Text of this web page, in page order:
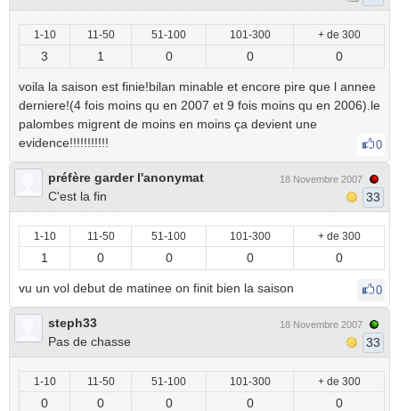
1-10 11-50 51-100 101-300 + de 300
3 1 0 0 0
voila la saison est finie!bilan minable et encore pire que l annee
derniere!(4 fois moins qu en 2007 et 9 fois moins qu en 2006).le
palombes migrent de moins en moins ça devient une
evidence!!!!!!!!!!!
0
préfère garder l'anonymat
C'est la fin
18 Novembre 2007
33
1-10 11-50 51-100 101-300 + de 300
1 0 0 0 0
vu un vol debut de matinee on finit bien la saison 0
steph33
Pas de chasse
18 Novembre 2007
33
1-10 11-50 51-100 101-300 + de 300
0 0 0 0 0